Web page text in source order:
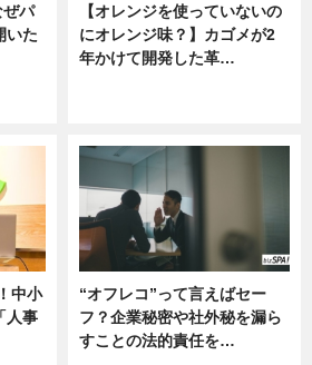
ぜパ
いた
【オレンジを使っていないの
にオレンジ味？】カゴメが2
年かけて開発した革…
中小
人事
“オフレコ”って言えばセー
フ？企業秘密や社外秘を漏ら
すことの法的責任を…